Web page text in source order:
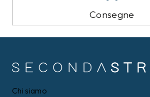
Consegne
Chi siamo